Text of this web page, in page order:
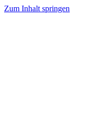
Zum Inhalt springen